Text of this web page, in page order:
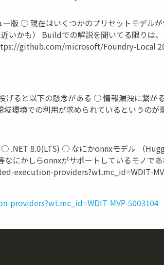
版 ○ 現在はいくつかのプリセットモデル
いかも） Buildでの解説を聞いてる限りは
github.com/microsoft/Foundry-Local
げると以下の懸念がある ○ 情報漏洩に繋が
環境での利用が求められているというのが
.NET 8.0(LTS) ○ なにかonnxモデル （
にかしらonnxがサポートしているモノで
execution-providers?wt.mc_id=WDIT-
MVP-5003104